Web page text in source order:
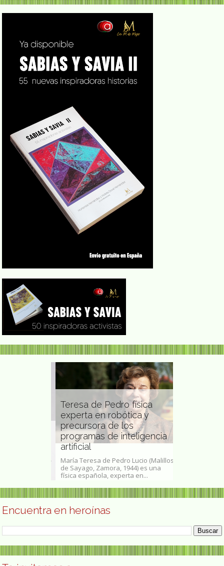
Teresa de Pedro física
experta en robótica y
precursora de los
programas de inteligencia
artificial
María Teresa de Pedro Lucio​ (Malillos
de Sayago, Zamora, 1944) es una
física española, experta en...
Encuentra en heroínas